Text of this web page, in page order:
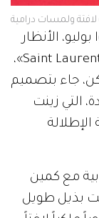
الأنظار
بإطلالة درامية أنيقة حملت توقيع دار «Saint Laurent»،
جاء بتصميم
التي زينت
الإطلالة
مع كمين
بذيل طويل